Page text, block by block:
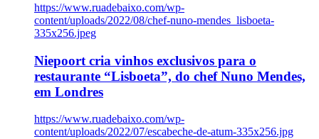
https://www.ruadebaixo.com/wp-
content/uploads/2022/08/chef-nuno-mendes_lisboeta-
335x256.jpeg
Niepoort cria vinhos exclusivos para o
restaurante “Lisboeta”, do chef Nuno Mendes,
em Londres
https://www.ruadebaixo.com/wp-
content/uploads/2022/07/escabeche-de-atum-335x256.jpg